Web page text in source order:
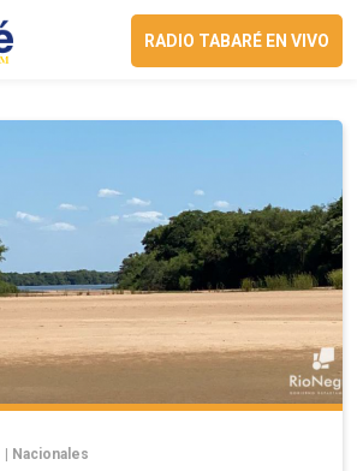
RADIO TABARÉ EN VIVO
| Nacionales